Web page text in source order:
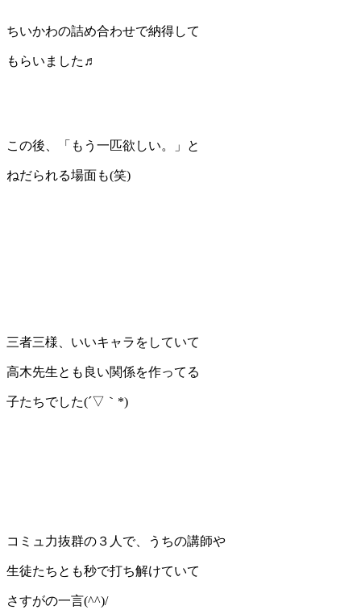
ちいかわの詰め合わせで納得して
もらいました♬
この後、「もう一匹欲しい。」と
ねだられる場面も(笑)
三者三様、いいキャラをしていて
高木先生とも良い関係を作ってる
子たちでした(´▽｀*)
コミュ力抜群の３人で、うちの講師や
生徒たちとも秒で打ち解けていて
さすがの一言(^^)/